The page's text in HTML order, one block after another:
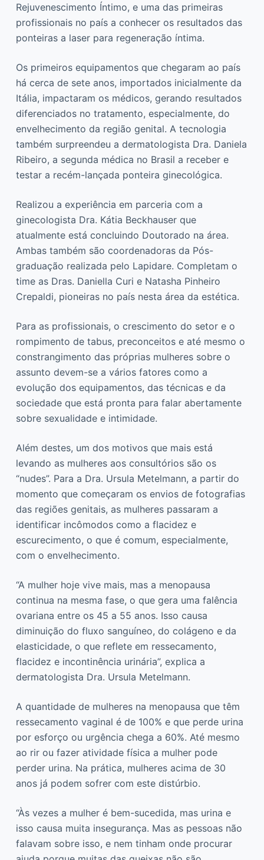
Rejuvenescimento Íntimo, e uma das primeiras
profissionais no país a conhecer os resultados das
ponteiras a laser para regeneração íntima.
Os primeiros equipamentos que chegaram ao país
há cerca de sete anos, importados inicialmente da
Itália, impactaram os médicos, gerando resultados
diferenciados no tratamento, especialmente, do
envelhecimento da região genital. A tecnologia
também surpreendeu a dermatologista Dra. Daniela
Ribeiro, a segunda médica no Brasil a receber e
testar a recém-lançada ponteira ginecológica.
Realizou a experiência em parceria com a
ginecologista Dra. Kátia Beckhauser que
atualmente está concluindo Doutorado na área.
Ambas também são coordenadoras da Pós-
graduação realizada pelo Lapidare. Completam o
time as Dras. Daniella Curi e Natasha Pinheiro
Crepaldi, pioneiras no país nesta área da estética.
Para as profissionais, o crescimento do setor e o
rompimento de tabus, preconceitos e até mesmo o
constrangimento das próprias mulheres sobre o
assunto devem-se a vários fatores como a
evolução dos equipamentos, das técnicas e da
sociedade que está pronta para falar abertamente
sobre sexualidade e intimidade.
Além destes, um dos motivos que mais está
levando as mulheres aos consultórios são os
“nudes”. Para a Dra. Ursula Metelmann, a partir do
momento que começaram os envios de fotografias
das regiões genitais, as mulheres passaram a
identificar incômodos como a flacidez e
escurecimento, o que é comum, especialmente,
com o envelhecimento.
“A mulher hoje vive mais, mas a menopausa
continua na mesma fase, o que gera uma falência
ovariana entre os 45 a 55 anos. Isso causa
diminuição do fluxo sanguíneo, do colágeno e da
elasticidade, o que reflete em ressecamento,
flacidez e incontinência urinária”, explica a
dermatologista Dra. Ursula Metelmann.
A quantidade de mulheres na menopausa que têm
ressecamento vaginal é de 100% e que perde urina
por esforço ou urgência chega a 60%. Até mesmo
ao rir ou fazer atividade física a mulher pode
perder urina. Na prática, mulheres acima de 30
anos já podem sofrer com este distúrbio.
“Às vezes a mulher é bem-sucedida, mas urina e
isso causa muita insegurança. Mas as pessoas não
falavam sobre isso, e nem tinham onde procurar